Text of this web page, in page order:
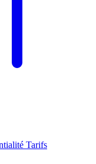
Tarifs